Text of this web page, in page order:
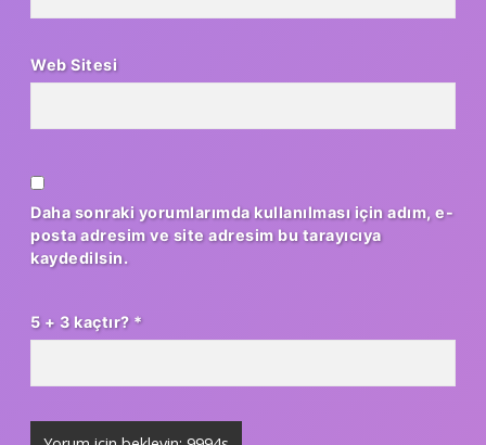
Web Sitesi
Daha sonraki yorumlarımda kullanılması için adım, e-
posta adresim ve site adresim bu tarayıcıya
kaydedilsin.
5 + 3 kaçtır? *